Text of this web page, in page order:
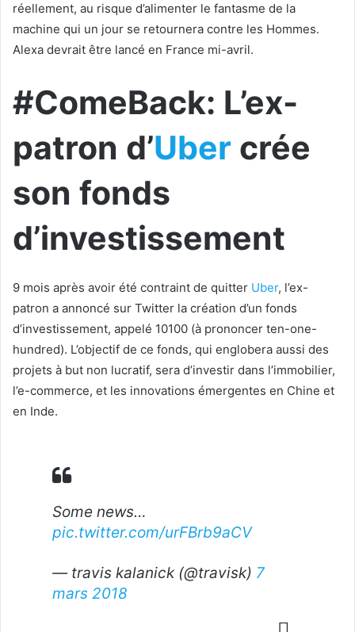
réellement, au risque d’alimenter le fantasme de la
machine qui un jour se retournera contre les Hommes.
Alexa devrait être lancé en France mi-avril.
#ComeBack: L’ex-
patron d’Uber crée
son fonds
d’investissement
9 mois après avoir été contraint de quitter Uber, l’ex-
patron a annoncé sur Twitter la création d’un fonds
d’investissement, appelé 10100 (à prononcer ten-one-
hundred). L’objectif de ce fonds, qui englobera aussi des
projets à but non lucratif, sera d’investir dans l’immobilier,
l’e-commerce, et les innovations émergentes en Chine et
en Inde.
Some news…
pic.twitter.com/urFBrb9aCV
— travis kalanick (@travisk) 7
mars 2018